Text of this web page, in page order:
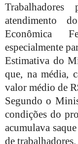
atendimento
Econômica
especialmente
Estimativa do
que, na média,
valor médio de
Segundo o
condições do
acumulava
de trabalhadores.